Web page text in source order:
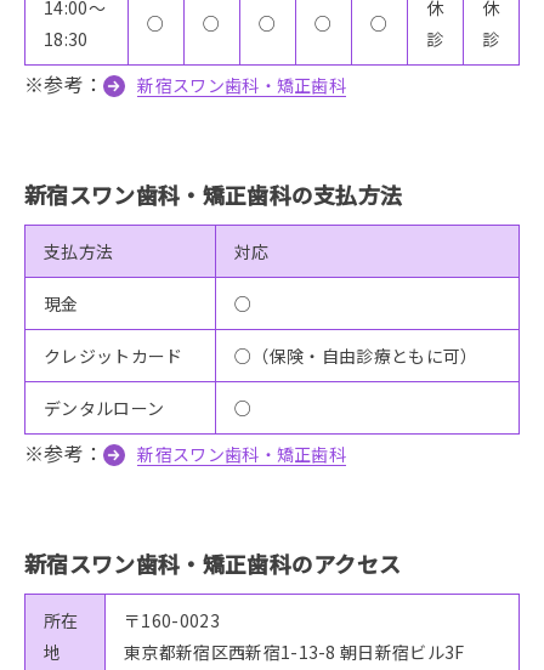
14:00〜
18:30
○ ○ ○ ○ ○
休
診
休
診
※参考： 新宿スワン歯科・矯正歯科
新宿スワン歯科・矯正歯科の支払方法
支払方法 対応
現金 ○
クレジットカード ○（保険・自由診療ともに可）
デンタルローン ○
※参考： 新宿スワン歯科・矯正歯科
新宿スワン歯科・矯正歯科のアクセス
所在
地
〒160-0023
東京都新宿区西新宿1-13-8 朝日新宿ビル3F